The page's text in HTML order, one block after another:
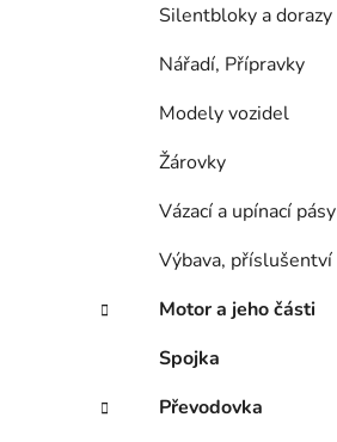
Silentbloky a dorazy
Nářadí, Přípravky
Modely vozidel
Žárovky
Vázací a upínací pásy
Výbava, příslušentví
Motor a jeho části
Spojka
Převodovka